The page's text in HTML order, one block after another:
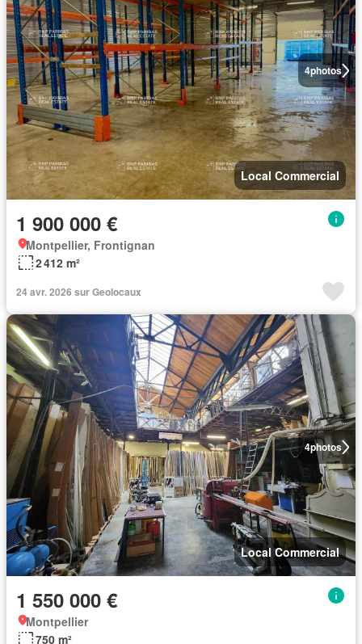
4photos
Local Commercial
1 900 000 €
Montpellier, Frontignan
2 412 m²
24 avr. 2026 sur Geolocaux
4photos
Local Commercial
1 550 000 €
Montpellier
750 m²